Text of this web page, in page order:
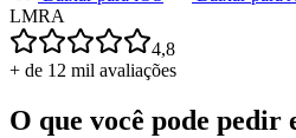
LMRA
4,8
+ de 12 mil avaliações
O que você pode pedir